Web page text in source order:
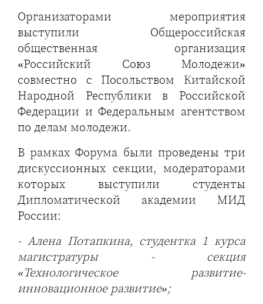
Организаторами мероприятия
выступили Общероссийская
общественная организация
«Российский Союз Молодежи»
совместно с Посольством Китайской
Народной Республики в Российской
Федерации и Федеральным агентством
по делам молодежи.
В рамках Форума были проведены три
дискуссионных секции, модераторами
которых выступили студенты
Дипломатической академии МИД
России:
- Алена Потапкина, студентка 1 курса
магистратуры - секция
«Технологическое развитие-
инновационное развитие»;